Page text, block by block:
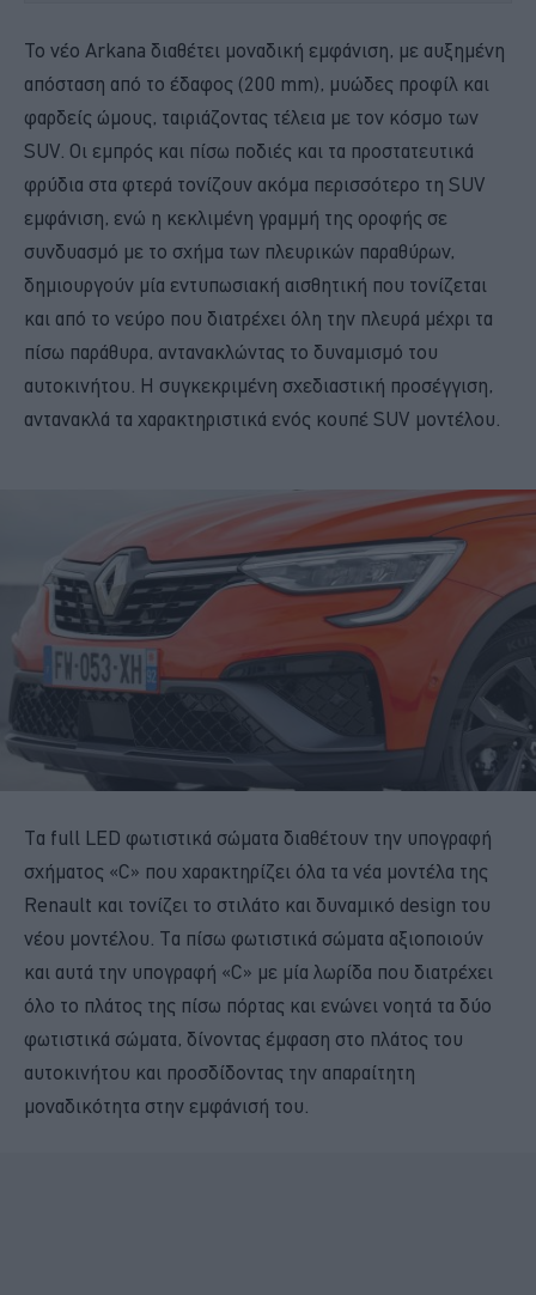
Το νέο Arkana διαθέτει μοναδική εμφάνιση, με αυξημένη
απόσταση από το έδαφος (200 mm), μυώδες προφίλ και
φαρδείς ώμους, ταιριάζοντας τέλεια με τον κόσμο των
SUV. Οι εμπρός και πίσω ποδιές και τα προστατευτικά
φρύδια στα φτερά τονίζουν ακόμα περισσότερο τη SUV
εμφάνιση, ενώ η κεκλιμένη γραμμή της οροφής σε
συνδυασμό με το σχήμα των πλευρικών παραθύρων,
δημιουργούν μία εντυπωσιακή αισθητική που τονίζεται
και από το νεύρο που διατρέχει όλη την πλευρά μέχρι τα
πίσω παράθυρα, αντανακλώντας το δυναμισμό του
αυτοκινήτου. Η συγκεκριμένη σχεδιαστική προσέγγιση,
αντανακλά τα χαρακτηριστικά ενός κουπέ SUV μοντέλου.
Τα full LED φωτιστικά σώματα διαθέτουν την υπογραφή
σχήματος «C» που χαρακτηρίζει όλα τα νέα μοντέλα της
Renault και τονίζει το στιλάτο και δυναμικό design του
νέου μοντέλου. Τα πίσω φωτιστικά σώματα αξιοποιούν
και αυτά την υπογραφή «C» με μία λωρίδα που διατρέχει
όλο το πλάτος της πίσω πόρτας και ενώνει νοητά τα δύο
φωτιστικά σώματα, δίνοντας έμφαση στο πλάτος του
αυτοκινήτου και προσδίδοντας την απαραίτητη
μοναδικότητα στην εμφάνισή του.